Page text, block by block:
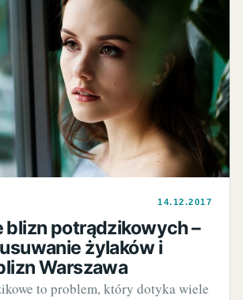
14.12.2017
blizn potrądzikowych –
żylaków i
Warszawa
to problem, który dotyka wiele